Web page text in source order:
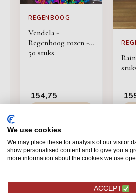
REGENBOOG
Vendela -
Regenboog rozen -
50 stuks
154,75
We use cookies
We may place these for analysis of our visitor
show personalised content and to give you a
more information about the cookies we use
ACCEPT